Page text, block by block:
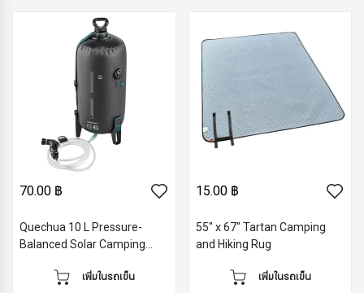
70.00 ฿
Quechua 10 L Pressure-
Balanced Solar Camping
เพิ่มในรถเข็น
15.00 ฿
55" x 67" Tartan Camping
and Hiking Rug
เพิ่มในรถเข็น